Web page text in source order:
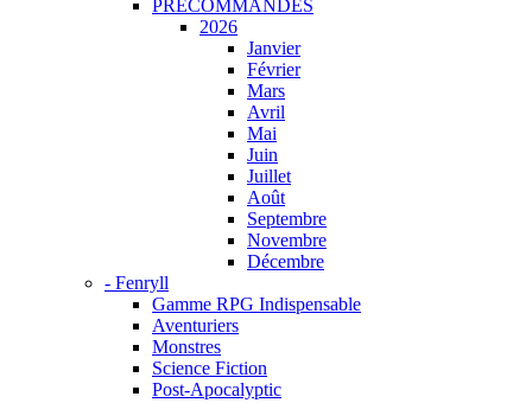
PRECOMMANDES
2026
Janvier
Février
Mars
Avril
Mai
Juin
Juillet
Août
Septembre
Novembre
Décembre
- Fenryll
Gamme RPG Indispensable
Aventuriers
Monstres
Science Fiction
Post-Apocalyptic